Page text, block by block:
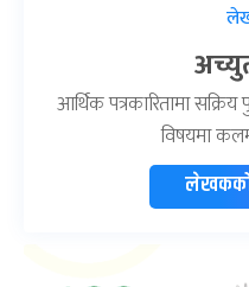
आर्थिक पत्रकारितामा सक्रिय
विषयमा